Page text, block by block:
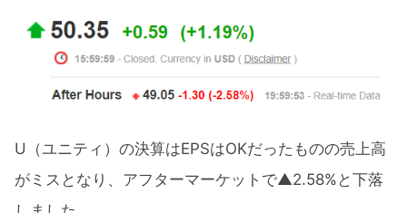
U（ユニティ）の決算はEPSはOKだったものの売上高
がミスとなり、アフターマーケットで▲2.58%と下落